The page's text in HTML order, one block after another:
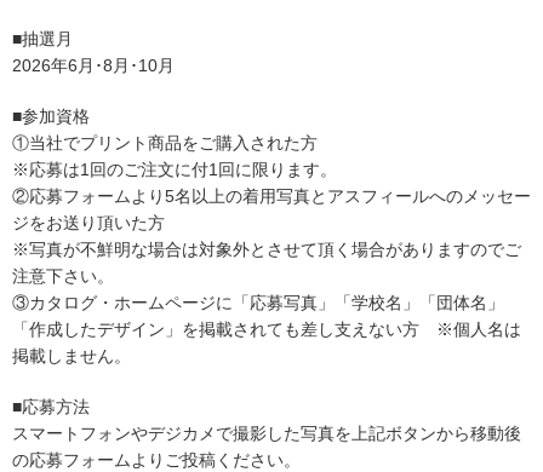
■抽選月
2026年6月･8月･10月
■参加資格
①当社でプリント商品をご購入された方
※応募は1回のご注文に付1回に限ります。
②応募フォームより5名以上の着用写真とアスフィールへのメッセー
ジをお送り頂いた方
※写真が不鮮明な場合は対象外とさせて頂く場合がありますのでご
注意下さい。
③カタログ・ホームページに「応募写真」「学校名」「団体名」
「作成したデザイン」を掲載されても差し支えない方 ※個人名は
掲載しません。
■応募方法
スマートフォンやデジカメで撮影した写真を上記ボタンから移動後
の応募フォームよりご投稿ください。